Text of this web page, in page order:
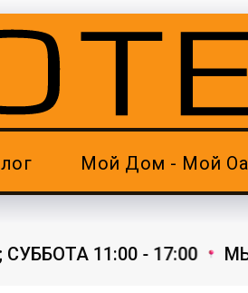
Мой Дом - Мой
11:00 - 17:00 МЫ